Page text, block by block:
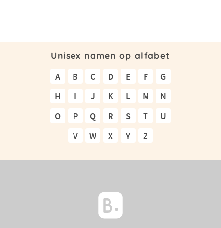
Unisex namen op alfabet
A B C D E F
G
H
I J K L M
N
O
P Q R S T
U
V
W X Y Z